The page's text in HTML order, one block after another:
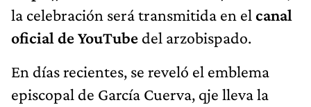
la celebración será transmitida en el canal
oficial de YouTube del arzobispado.
En días recientes, se reveló el emblema
episcopal de García Cuerva, qje lleva la